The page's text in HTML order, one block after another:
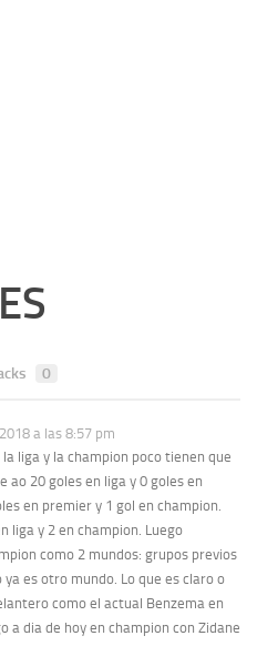
0
a las 8:57 pm
liga y la champion poco tienen que
ao 20 goles en liga y 0 goles en
en premier y 1 gol en champion.
liga y 2 en champion. Luego
como 2 mundos: grupos previos
es otro mundo. Lo que es claro o
como el actual Benzema en
a dia de hoy en champion con Zidane